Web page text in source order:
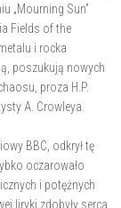
„Mourning Sun”
Fields of the
i rocka
poszukują nowych
proza H.P.
A. Crowleya.
BBC, odkrył tę
oczarowało
i potężnych
liryki zdobyły serca